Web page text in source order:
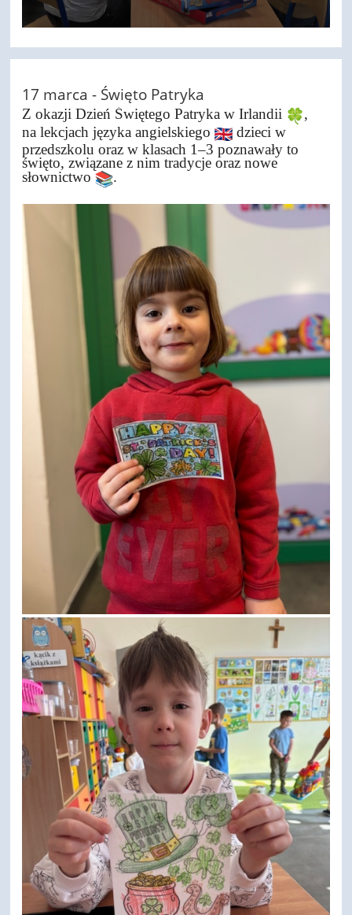
17 marca - Święto Patryka
Z okazji Dzień Świętego Patryka w Irlandii
,
na lekcjach języka angielskiego
dzieci w
przedszkolu oraz w klasach 1–3 poznawały to
święto, związane z nim tradycje oraz nowe
słownictwo
.